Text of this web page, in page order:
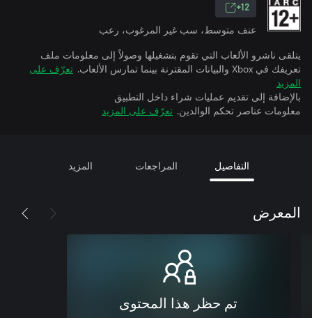
12+
عنف متوسط، سب غير المرغوب، رعب
يتلقى ناشرو الألعاب التي تقوم بتشغيلها وصولاً إلى معلومات ملف
تعريفك في Xbox والبيانات المقترنة بينما تمارس الألعاب.
تعرّف على
المزيد
بالإضافة إلى تقديم عمليات شراء داخل التطبيق
معلومات عناصر تحكم الوالدين. تعرّف على المزيد
التفاصيل المراجعات المزيد
المعرض
تم حظر هذا المحتوى